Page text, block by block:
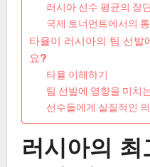
러시아 선수 평균의 장
국제 토너먼트에서의
타율이 러시아의 팀 선발
요?
타율 이해하기
팀 선발에 영향을 미치
선수들에게 실질적인
러시아의